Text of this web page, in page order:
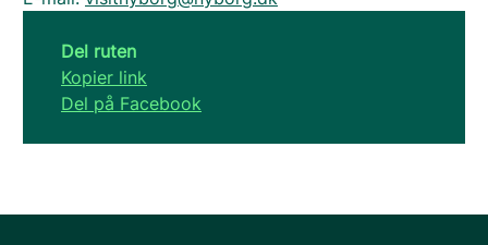
Del ruten
Kopier link
Del på Facebook